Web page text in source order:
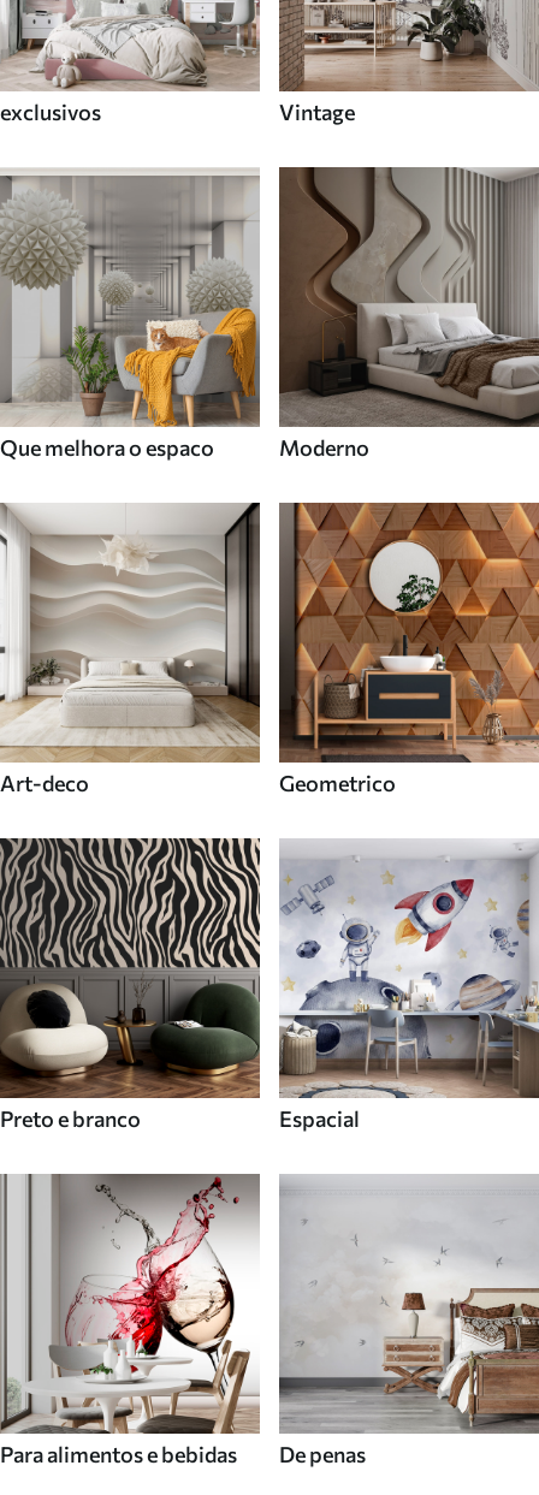
exclusivos Vintage
Que melhora o espaco Moderno
Art-deco Geometrico
Preto e branco Espacial
Para alimentos e bebidas De penas